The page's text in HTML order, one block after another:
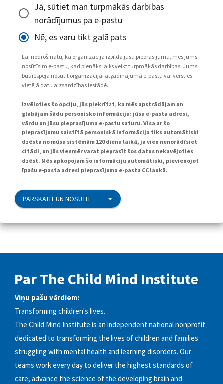
Jā, sūtiet man turpmākās darbības
norādījumus pa e-pastu
Nē, es varu tikt galā pats
Lai nodrošinātu, ka organizācija izpilda jūsu pieprasījumu, mēs jums
nosūtīsim e-pastu, kad pienāks laiks veikt turpmākās darbības. Jums
būs iespēja nosūtīt organizācijai atgādinājuma e-pastu vai vērsties
vietējā datu aizsardzības iestādē.
Izvēloties šo opciju, jūs piekrītat, ka mēs apstrādājam un
glabājam šādu personisko informāciju: jūsu e-pasta adresi,
vārdu un jūsu pieprasījuma e-pastu saturu. Visa ar šo
pieprasījumu saistītā personiskā informācija tiks automātiski
dzēsta no mūsu sistēmām 120 dienu laikā, ja vien nenorādīsiet
citādi, un jūs vienmēr varat pieprasīt šos datus nekavējoties
dzēst. Mēs apkopojam šo informāciju automātiski, pievienojot
īpašu e-pasta adresi pieprasījuma e-pasta CC laukā.
PĀRSKATĪT UN NOSŪTĪT
Par The Child Mind Institute
Viņu pašu vārdiem:
Transforming children's lives.
The Child Mind Institute is an independent national nonprofit
dedicated to transforming the lives of children and families
struggling with mental health and learning disorders. Our
teams work every day to deliver the highest standards of
care, advance the science of the developing brain and